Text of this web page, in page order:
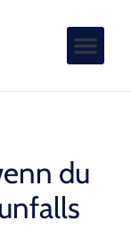
du